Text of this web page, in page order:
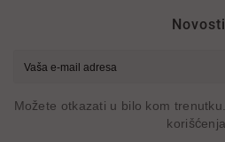
Novosti
Možete otkazati u bilo kom
korišćenja.